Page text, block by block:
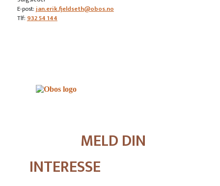
E-post:jan.erik.fjeldseth@obos.no
Tlf:932 54 144
MELD DIN
INTERESSE